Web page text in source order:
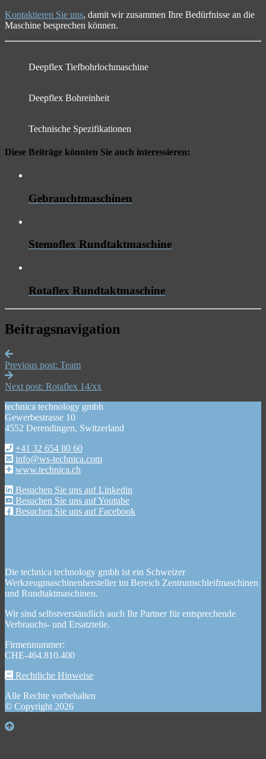
Kontaktieren Sie uns, damit wir zusammen Ihre Bedürfnisse an die
Maschine besprechen können.
Deepflex Tiefbohrlochmaschine
Deepflex Bohreinheit
Technische Spezifikationen
Diese Beiträge könnten Sie auch interessieren:
Gebrauchtmaschinen
Stemoflex Rundtaktmaschine
Rotaflex Rundtaktmaschine
Beitragsnavigation
Previous post: Team
Next post: Rotaflex 14/xx
technica technology gmbh
Gewerbestrasse 10
4552 Derendingen, Switzerland
+41 32 654 80 60
info@ws-technica.com
www.technica.ch
Besuchen Sie uns auf Linkedin
Besuchen Sie uns auf Youtube
Besuchen Sie uns auf Facebook
Die technica technology gmbh ist ein Schweizer
Werkzeugmaschinenhersteller im Bereich Zentrumschleifmaschinen
und Rundtaktmaschinen.
Wir sind selbstverständlich auch Ihr Partner für entsprechende
Verbrauchs- und Ersatzteile.
Firmennummer:
CHE-464.810.400
Rechtliche Hinweise
Alle Rechte vorbehalten
© Copyright 2026